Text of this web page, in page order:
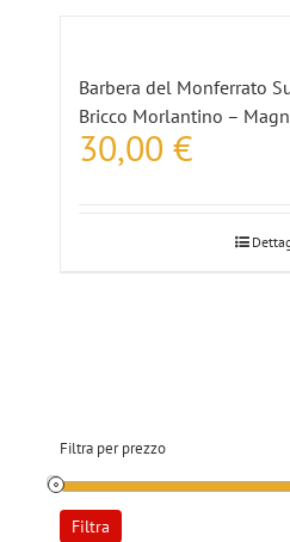
Barbera del Monferrato
Bricco Morlantino –
30,00 €
Filtra per prezzo
Filtra